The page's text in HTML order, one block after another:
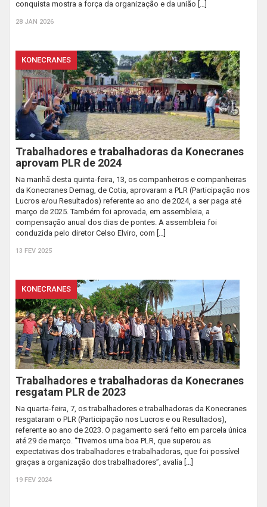
conquista mostra a força da organização e da união […]
28 JAN 2026
KONECRANES
Trabalhadores e trabalhadoras da Konecranes
aprovam PLR de 2024
Na manhã desta quinta-feira, 13, os companheiros e companheiras
da Konecranes Demag, de Cotia, aprovaram a PLR (Participação nos
Lucros e/ou Resultados) referente ao ano de 2024, a ser paga até
março de 2025. Também foi aprovada, em assembleia, a
compensação anual dos dias de pontes. A assembleia foi
conduzida pelo diretor Celso Elviro, com […]
13 FEV 2025
KONECRANES
Trabalhadores e trabalhadoras da Konecranes
resgatam PLR de 2023
Na quarta-feira, 7, os trabalhadores e trabalhadoras da Konecranes
resgataram o PLR (Participação nos Lucros e ou Resultados),
referente ao ano de 2023. O pagamento será feito em parcela única
até 29 de março. “Tivemos uma boa PLR, que superou as
expectativas dos trabalhadores e trabalhadoras, que foi possível
graças a organização dos trabalhadores”, avalia […]
19 FEV 2024